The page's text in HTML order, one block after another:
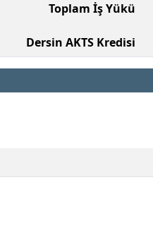
Toplam İş Yükü
Dersin AKTS Kredisi